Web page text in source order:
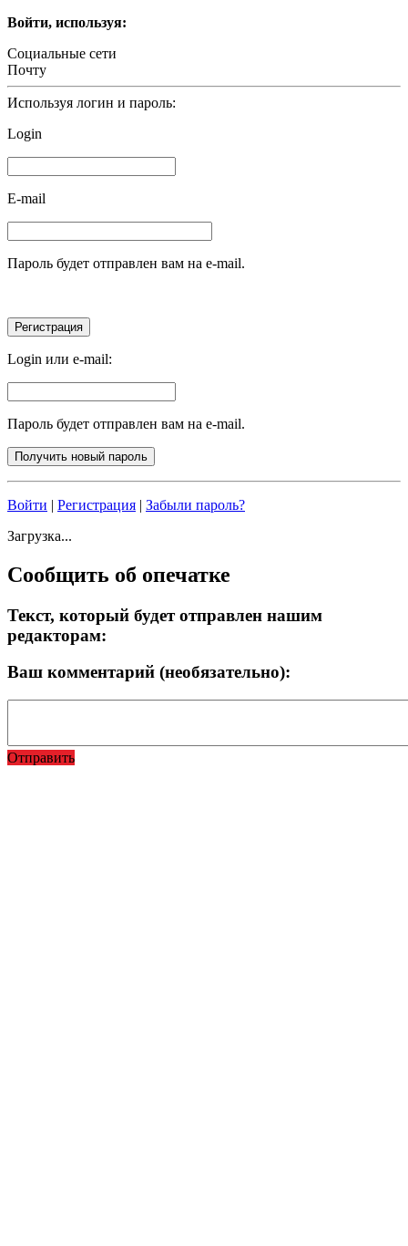
Войти, используя:
Социальные сети
Почту
Используя логин и пароль:
Login
E-mail
Пароль будет отправлен вам на e-mail.
Login или e-mail:
Пароль будет отправлен вам на e-mail.
Войти | Регистрация | Забыли пароль?
Загрузка...
Сообщить об опечатке
Текст, который будет отправлен нашим
редакторам:
Ваш комментарий (необязательно):
Отправить